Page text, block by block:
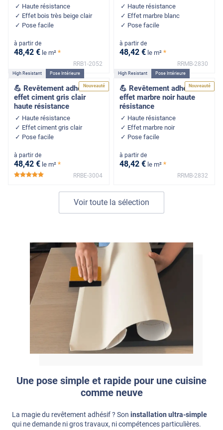
Haute résistance
Effet bois très beige clair
Pose facile
à partir de
48,42 € le m² *
RRB1-2052
Haute résistance
Effet marbre blanc
Pose facile
à partir de
48,42 € le m² *
RRMB-2830
Nouveauté
High Resistant Pose Intérieure
💪 Revêtement adhésif
effet ciment gris clair
haute résistance
Haute résistance
Effet ciment gris clair
Pose facile
à partir de
48,42 € le m² *
RRBE-3004
Nouveauté
High Resistant Pose Intérieure
💪 Revêtement adhésif
effet marbre noir haute
résistance
Haute résistance
Effet marbre noir
Pose facile
à partir de
48,42 € le m² *
RRMB-2832
Voir toute la sélection
Une pose simple et rapide pour une cuisine
comme neuve
La magie du revêtement adhésif ? Son installation ultra-simple
qui ne demande ni gros travaux, ni compétences particulières.